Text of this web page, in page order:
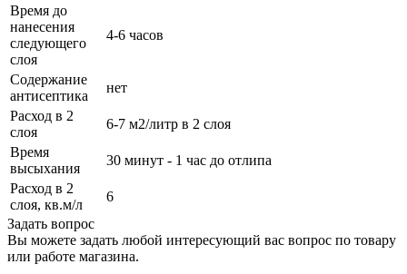
Время до
нанесения
следующего
слоя
4-6 часов
Содержание
антисептика
нет
Расход в 2
слоя
6-7 м2/литр в 2 слоя
Время
высыхания
30 минут - 1 час до отлипа
Расход в 2
слоя, кв.м/л
6
Задать вопрос
Вы можете задать любой интересующий вас вопрос по товару
или работе магазина.